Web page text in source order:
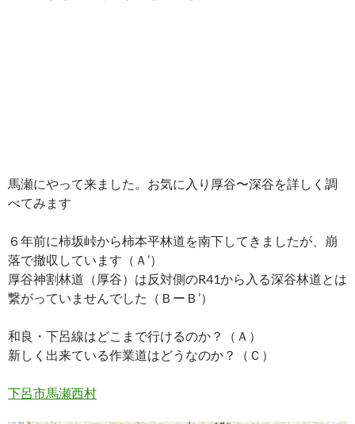
馬瀬にやって来ました。お気に入り厚谷〜深谷を詳しく調
べてみます
６年前に柿坂峠から柿本平林道を南下してきましたが、崩
落で撤収しています（Ａ’）
厚谷神割林道（厚谷）は反対側のR41から入る深谷林道とは
繋がっていませんでした（ＢーＢ’）
和良・下呂線はどこまで行けるのか？（Ａ）
新しく出来ている作業道はどうなのか？（Ｃ）
下呂市馬瀬西村